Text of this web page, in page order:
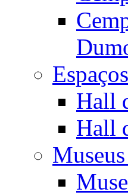
Hall
Hall